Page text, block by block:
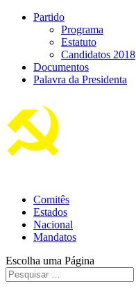
Partido
Programa
Estatuto
Candidatos 2018
Documentos
Palavra da Presidenta
Comitês
Estados
Nacional
Mandatos
Escolha uma Página